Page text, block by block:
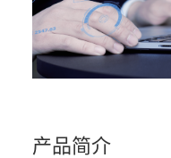
产品简介